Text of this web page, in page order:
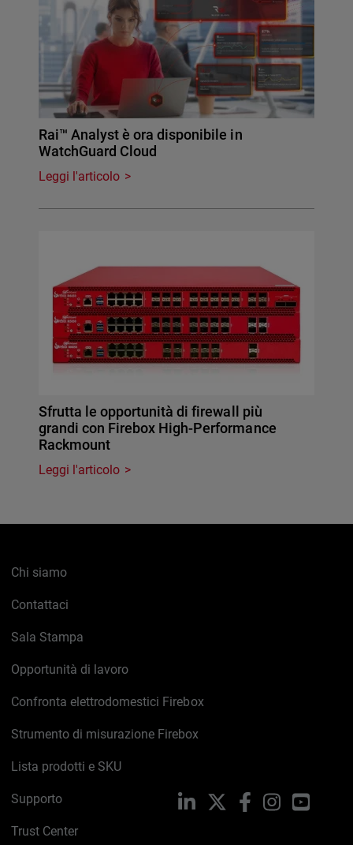
Rai™ Analyst è ora disponibile in
WatchGuard Cloud
Leggi l'articolo
Sfrutta le opportunità di firewall più
grandi con Firebox High-Performance
Rackmount
Leggi l'articolo
Chi siamo
Contattaci
Sala Stampa
Opportunità di lavoro
Confronta elettrodomestici Firebox
Strumento di misurazione Firebox
Lista prodotti e SKU
Supporto
Trust Center
LinkedIn FacebookInstagram